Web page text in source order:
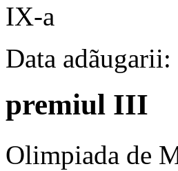
IX-a
Data
premiul III
Olimpiada de